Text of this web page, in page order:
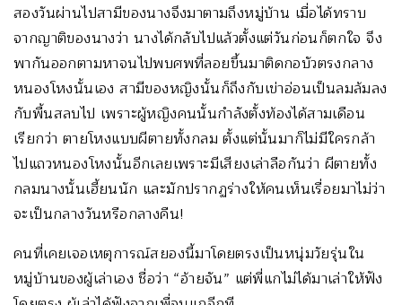
สองวันผ่านไปสามีของนางจึงมาตามถึงหมู่บ้าน เมื่อได้ทราบ
จากญาติของนางว่า นางได้กลับไปแล้วตั้งแต่วันก่อนก็ตกใจ จึง
พากันออกตามหาจนไปพบศพที่ลอยขึ้นมาติดกอบัวตรงกลาง
หนองโหงนั้นเอง สามีของหญิงนั้นก็ถึงกับเข่าอ่อนเป็นลมล้มลง
กับพื้นสลบไป เพราะผู้หญิงคนนั้นกำลังตั้งท้องได้สามเดือน
เรียกว่า ตายโหงแบบผีตายทั้งกลม ตั้งแต่นั้นมาก็ไม่มีใครกล้า
ไปแถวหนองโหงนั้นอีกเลยเพราะมีเสียงเล่าลือกันว่า ผีตายทั้ง
กลมนางนั้นเฮี้ยนนัก และมักปรากฏร่างให้คนเห็นเรื่อยมาไม่ว่า
จะเป็นกลางวันหรือกลางคืน!
คนที่เคยเจอเหตุการณ์สยองนี้มาโดยตรงเป็นหนุ่มวัยรุ่นใน
หมู่บ้านของผู้เล่าเอง ชื่อว่า “อ้ายจัน” แต่พี่แกไม่ได้มาเล่าให้ฟัง